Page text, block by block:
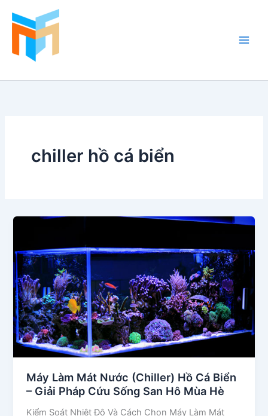
chiller hồ cá biển
Máy Làm Mát Nước (Chiller) Hồ Cá Biển
– Giải Pháp Cứu Sống San Hô Mùa Hè
Kiểm Soát Nhiệt Độ Và Cách Chọn Máy Làm Mát